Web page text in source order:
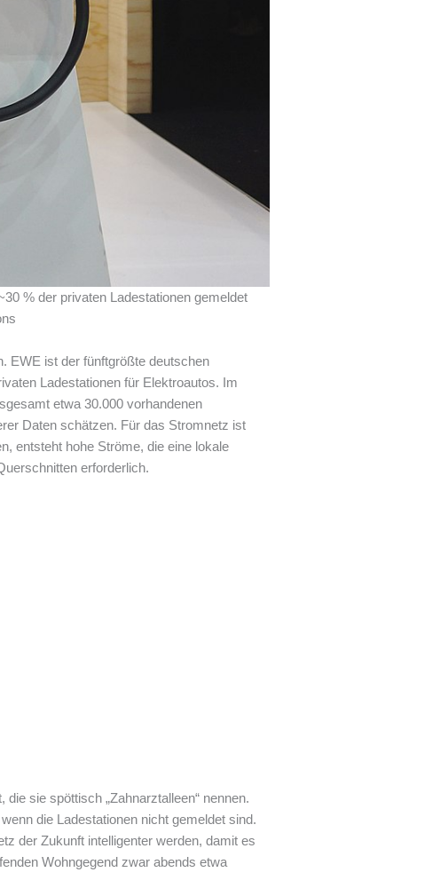
% der privaten Ladestationen gemeldet
EWE ist der fünftgrößte deutschen
Ladestationen für Elektroautos. Im
etwa 30.000 vorhandenen
Daten schätzen. Für das Stromnetz ist
entsteht hohe Ströme, die eine lokale
erforderlich.
sie spöttisch „Zahnarztalleen“ nennen.
die Ladestationen nicht gemeldet sind.
der Zukunft intelligenter werden, damit es
Wohngegend zwar abends etwa